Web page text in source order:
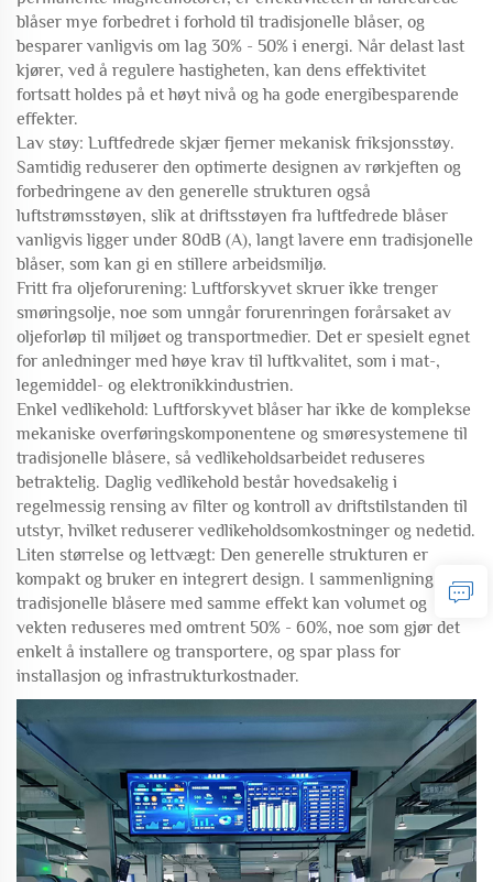
blåser mye forbedret i forhold til tradisjonelle blåser, og
besparer vanligvis om lag 30% - 50% i energi. Når delast last
kjører, ved å regulere hastigheten, kan dens effektivitet
fortsatt holdes på et høyt nivå og ha gode energibesparende
effekter.
Lav støy: Luftfedrede skjær fjerner mekanisk friksjonsstøy.
Samtidig reduserer den optimerte designen av rørkjeften og
forbedringene av den generelle strukturen også
luftstrømsstøyen, slik at driftsstøyen fra luftfedrede blåser
vanligvis ligger under 80dB (A), langt lavere enn tradisjonelle
blåser, som kan gi en stillere arbeidsmiljø.
Fritt fra oljeforurening: Luftforskyvet skruer ikke trenger
smøringsolje, noe som unngår forurenringen forårsaket av
oljeforløp til miljøet og transportmedier. Det er spesielt egnet
for anledninger med høye krav til luftkvalitet, som i mat-,
legemiddel- og elektronikkindustrien.
Enkel vedlikehold: Luftforskyvet blåser har ikke de komplekse
mekaniske overføringskomponentene og smøresystemene til
tradisjonelle blåsere, så vedlikeholdsarbeidet reduseres
betraktelig. Daglig vedlikehold består hovedsakelig i
regelmessig rensing av filter og kontroll av driftstilstanden til
utstyr, hvilket reduserer vedlikeholdsomkostninger og nedetid.
Liten størrelse og lettvægt: Den generelle strukturen er
kompakt og bruker en integrert design. I sammenligning med
tradisjonelle blåsere med samme effekt kan volumet og
vekten reduseres med omtrent 50% - 60%, noe som gjør det
enkelt å installere og transportere, og spar plass for
installasjon og infrastrukturkostnader.